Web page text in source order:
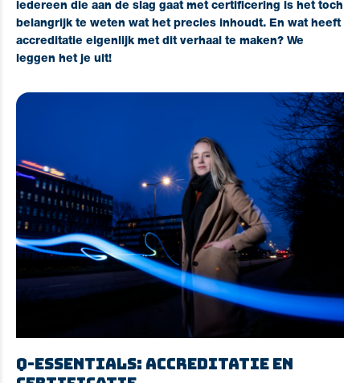
iedereen die aan de slag gaat met certificering is het toch
belangrijk te weten wat het precies inhoudt. En wat heeft
accreditatie eigenlijk met dit verhaal te maken? We
leggen het je uit!
Q-essentials: Accreditatie en